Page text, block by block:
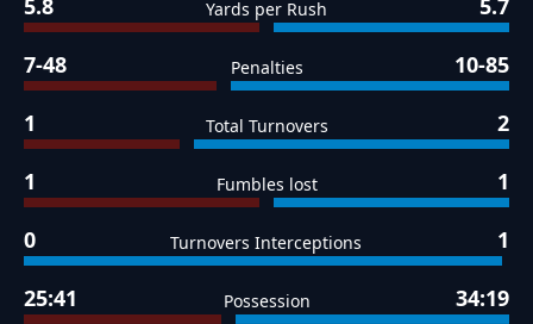
5.8 Yards per Rush 5.7
7-48 Penalties 10-85
1 Total Turnovers 2
1 Fumbles lost 1
0 Turnovers Interceptions 1
25:41 Possession 34:19